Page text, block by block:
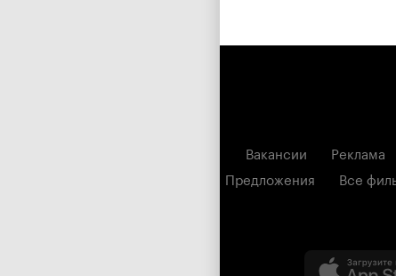
Вакансии Реклама
Предложения
Все